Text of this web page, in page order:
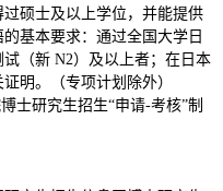
硕士及以上学位，并能提供
基本要求：通过全国大学日
（新 N2）及以上者；在日本
明。（专项计划除外）
士研究生招生“申请-考核”制